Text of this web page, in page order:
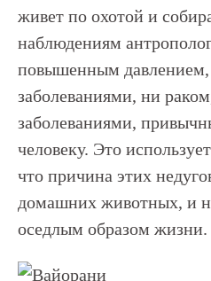
живет по охотой и
наблюдениям
повышенным
заболеваниями, ни
заболеваниями,
человеку. Это
что причина этих
домашних животных, и
оседлым образом жизни.